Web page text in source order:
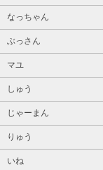
なっちゃん
ぶっさん
マユ
しゅう
じゃーまん
りゅう
いね